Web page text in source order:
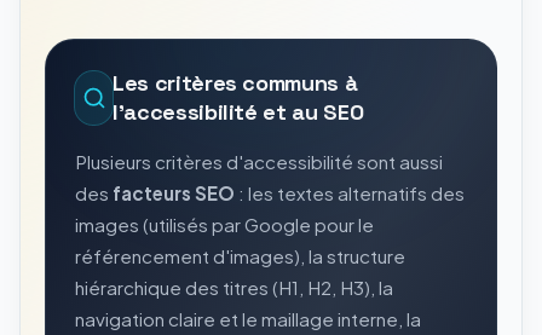
Les critères communs à
l'accessibilité et au SEO
Plusieurs critères d'accessibilité sont aussi
des facteurs SEO : les textes alternatifs des
images (utilisés par Google pour le
référencement d'images), la structure
hiérarchique des titres (H1, H2, H3), la
navigation claire et le maillage interne, la